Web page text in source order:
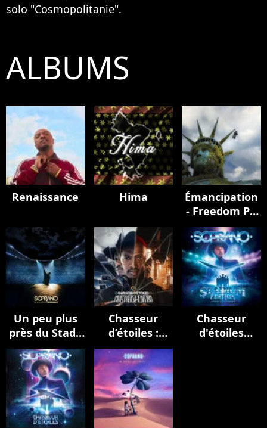
solo "Cosmopolitanie".
ALBUMS
Renaissance Hima
Émancipation
- Freedom Pt.
II
Un peu plus
près du Stade
de France
(Live au Stade
de France,
2023)
Chasseur
d’étoiles :
Multiverse
Edition
Chasseur
d'étoiles